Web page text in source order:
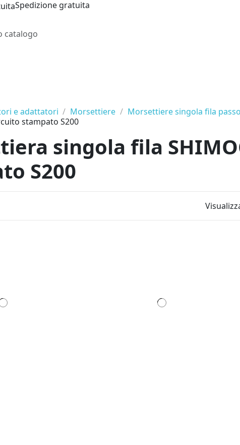
Spedizione gratuita
e adattatori Morsettiere Morsettiere singola fila
stampato S200
singola fila
S200